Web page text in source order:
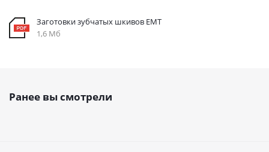
Заготовки зубчатых шкивов EMT
1,6 Мб
Ранее вы смотрели